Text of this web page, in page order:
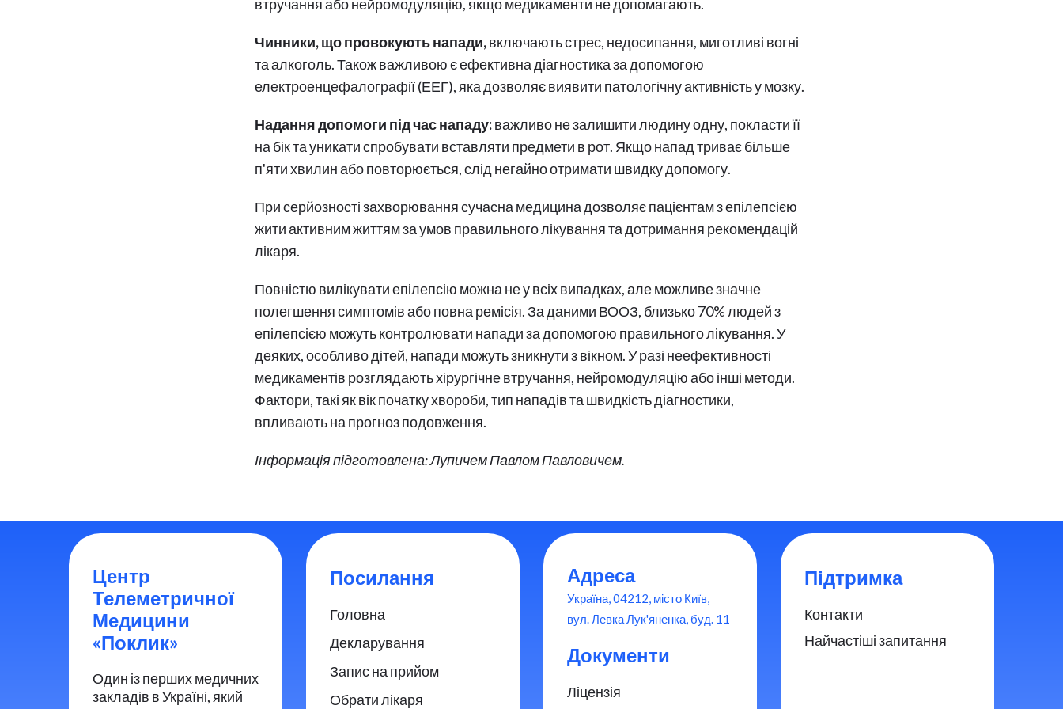
втручання або нейромодуляцію, якщо медикаменти не допомагають.
Чинники, що провокують напади,включають стрес, недосипання, миготливі вогні
та алкоголь. Також важливою є ефективна діагностика за допомогою
електроенцефалографії (ЕЕГ), яка дозволяє виявити патологічну активність у мозку.
Надання допомоги під час нападу:важливо не залишити людину одну, покласти її
на бік та уникати спробувати вставляти предмети в рот. Якщо напад триває більше
п'яти хвилин або повторюється, слід негайно отримати швидку допомогу.
При серйозності захворювання сучасна медицина дозволяє пацієнтам з епілепсією
жити активним життям за умов правильного лікування та дотримання рекомендацій
лікаря.
Повністю вилікувати епілепсію можна не у всіх випадках, але можливе значне
полегшення симптомів або повна ремісія. За даними ВООЗ, близько 70% людей з
епілепсією можуть контролювати напади за допомогою правильного лікування. У
деяких, особливо дітей, напади можуть зникнути з вікном. У разі неефективності
медикаментів розглядають хірургічне втручання, нейромодуляцію або інші методи.
Фактори, такі як вік початку хвороби, тип нападів та швидкість діагностики,
впливають на прогноз подовження.
Інформація підготовлена: Лупичем Павлом Павловичем.
Центр
Телеметричної
Медицини
«Поклик»
Один із перших медичних
закладів в Україні, який
Посилання
Головна
Декларування
Запис на прийом
Обрати лікаря
Адреса
Україна, 04212, місто Київ,
вул. Левка Лук'яненка, буд. 11
Документи
Ліцензія
Підтримка
Контакти
Найчастіші запитання